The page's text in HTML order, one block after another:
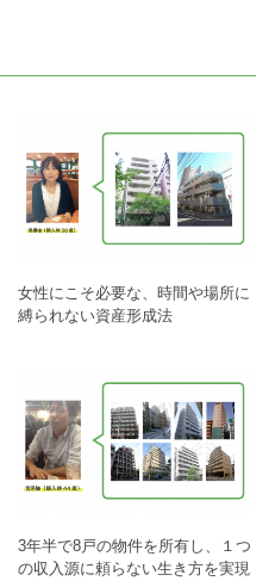
女性にこそ必要な、時間や場所に
縛られない資産形成法
3年半で8戸の物件を所有し、１つ
の収入源に頼らない生き方を実現